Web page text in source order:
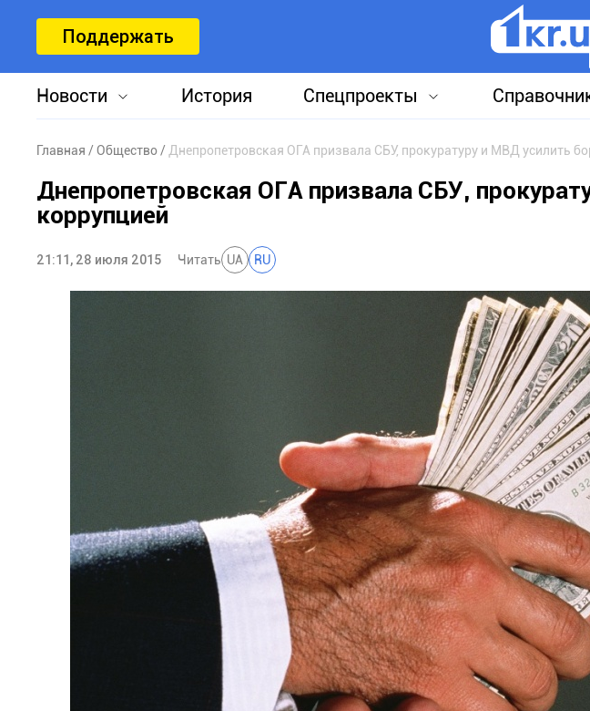
Поддержать
Новости История Спецпроекты
Главная Общество Днепропетровская ОГА призвала СБУ, прокуратуру и МВД усилить
Днепропетровская ОГА призвала СБУ,
коррупцией
21:11, 28 июля 2015 Читать UA RU